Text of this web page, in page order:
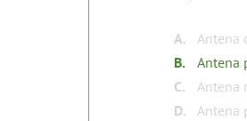
A.
Antena
B.
Antena
C.
Antena
D.
Antena